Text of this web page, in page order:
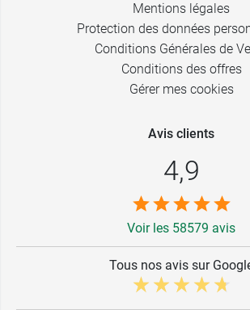
Mentions légales
Protection des données
Conditions Générales de
Conditions des offres
Gérer mes cookies
Avis clients
4,9
Voir les 58579 avis
Tous nos avis sur